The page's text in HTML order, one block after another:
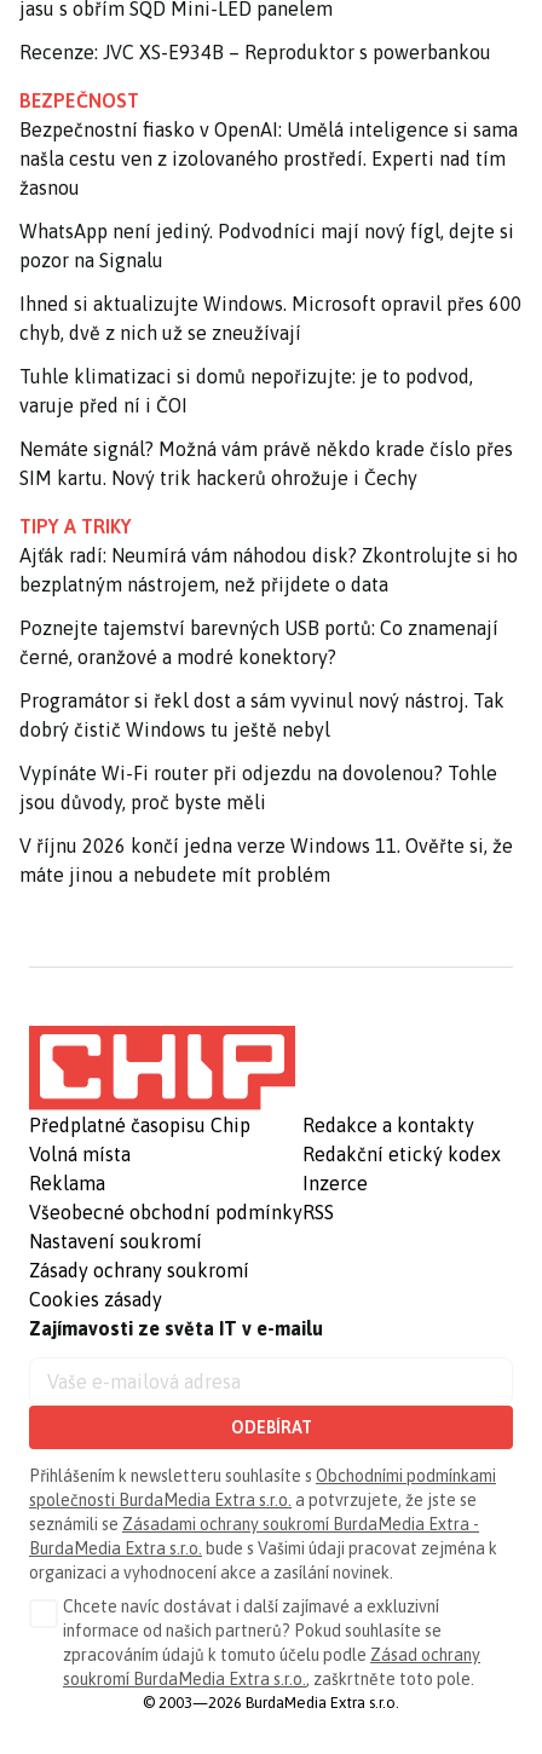
jasu s obřím SQD Mini-LED panelem
Recenze: JVC XS-E934B – Reproduktor s powerbankou
BEZPEČNOST
Bezpečnostní fiasko v OpenAI: Umělá inteligence si sama
našla cestu ven z izolovaného prostředí. Experti nad tím
žasnou
WhatsApp není jediný. Podvodníci mají nový fígl, dejte si
pozor na Signalu
Ihned si aktualizujte Windows. Microsoft opravil přes 600
chyb, dvě z nich už se zneužívají
Tuhle klimatizaci si domů nepořizujte: je to podvod,
varuje před ní i ČOI
Nemáte signál? Možná vám právě někdo krade číslo přes
SIM kartu. Nový trik hackerů ohrožuje i Čechy
TIPY A TRIKY
Ajťák radí: Neumírá vám náhodou disk? Zkontrolujte si ho
bezplatným nástrojem, než přijdete o data
Poznejte tajemství barevných USB portů: Co znamenají
černé, oranžové a modré konektory?
Programátor si řekl dost a sám vyvinul nový nástroj. Tak
dobrý čistič Windows tu ještě nebyl
Vypínáte Wi-Fi router při odjezdu na dovolenou? Tohle
jsou důvody, proč byste měli
V říjnu 2026 končí jedna verze Windows 11. Ověřte si, že
máte jinou a nebudete mít problém
Předplatné časopisu Chip
Volná místa
Reklama
Všeobecné obchodní podmínky
Nastavení soukromí
Zásady ochrany soukromí
Cookies zásady
Redakce a kontakty
Redakční etický kodex
Inzerce
RSS
Zajímavosti ze světa IT v e-mailu
ODEBÍRAT
Přihlášením k newsletteru souhlasíte s Obchodními podmínkami
společnosti BurdaMedia Extra s.r.o. a potvrzujete, že jste se
seznámili se Zásadami ochrany soukromí BurdaMedia Extra -
BurdaMedia Extra s.r.o. bude s Vašimi údaji pracovat zejména k
organizaci a vyhodnocení akce a zasílání novinek.
Chcete navíc dostávat i další zajímavé a exkluzivní
informace od našich partnerů? Pokud souhlasíte se
zpracováním údajů k tomuto účelu podle Zásad ochrany
soukromí BurdaMedia Extra s.r.o., zaškrtněte toto pole.
© 2003—2026 BurdaMedia Extra s.r.o.